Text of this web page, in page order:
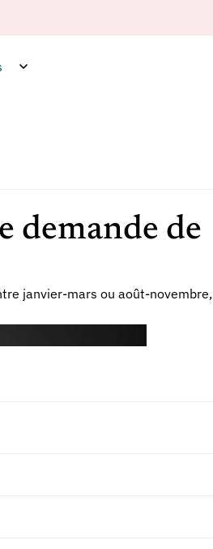
demande de
janvier-mars ou août-novembre,